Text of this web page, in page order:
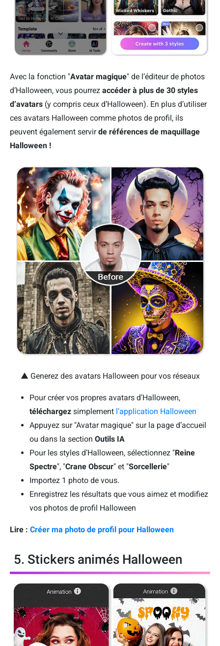
Avec la fonction "Avatar magique" de l’éditeur de photos
d’Halloween, vous pourrez accéder à plus de 30 styles
d’avatars (y compris ceux d’Halloween). En plus d’utiliser
ces avatars Halloween comme photos de profil, ils
peuvent également servirde références de maquillage
Halloween !
▲ Generez des avatars Halloween pour vos réseaux
Pour créer vos propres avatars d’Halloween,
téléchargez simplement l’application Halloween
Appuyez sur "Avatar magique" sur la page d’accueil
ou dans la section Outils IA
Pour les styles d’Halloween, sélectionnez "Reine
Spectre", "Crane Obscur" et "Sorcellerie"
Importez 1 photo de vous.
Enregistrez les résultats que vous aimez et modifiez
vos photos de profil Halloween
Lire : Créer ma photo de profil pour Halloween
5. Stickers animés Halloween